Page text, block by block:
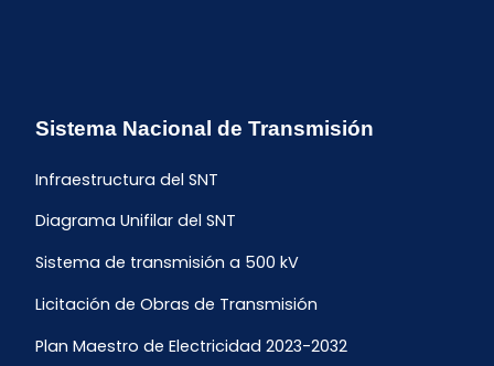
Sistema Nacional de Transmisión
Infraestructura del SNT
Diagrama Unifilar del SNT
Sistema de transmisión a 500 kV
Licitación de Obras de Transmisión
Plan Maestro de Electricidad 2023-2032